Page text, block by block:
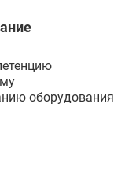
оборудования